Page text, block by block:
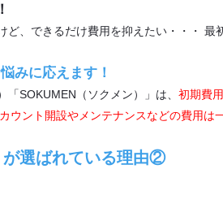
、できるだけ費用を抑えたい・・・ 最
みに応えます！
SOKUMEN（ソクメン）」は、 初期費
ウント開設やメンテナンスなどの費用は
が選ばれている理由②